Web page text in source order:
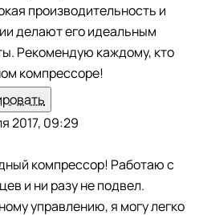
производительность и
делают его идеальным
Рекомендую каждому, кто
компрессоре!
2017, 09:29
компрессор! Работаю с
и ни разу не подвел.
управлению, я могу легко